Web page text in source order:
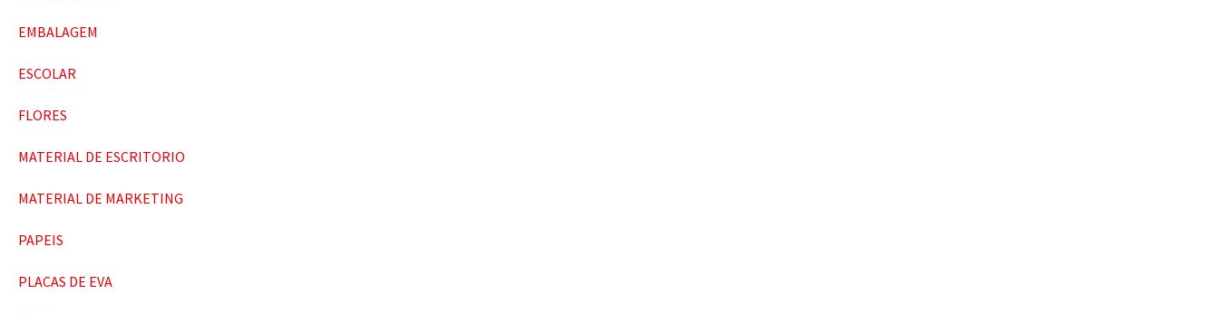
EMBALAGEM
ESCOLAR
FLORES
MATERIAL DE ESCRITORIO
MATERIAL DE MARKETING
PAPEIS
PLACAS DE EVA